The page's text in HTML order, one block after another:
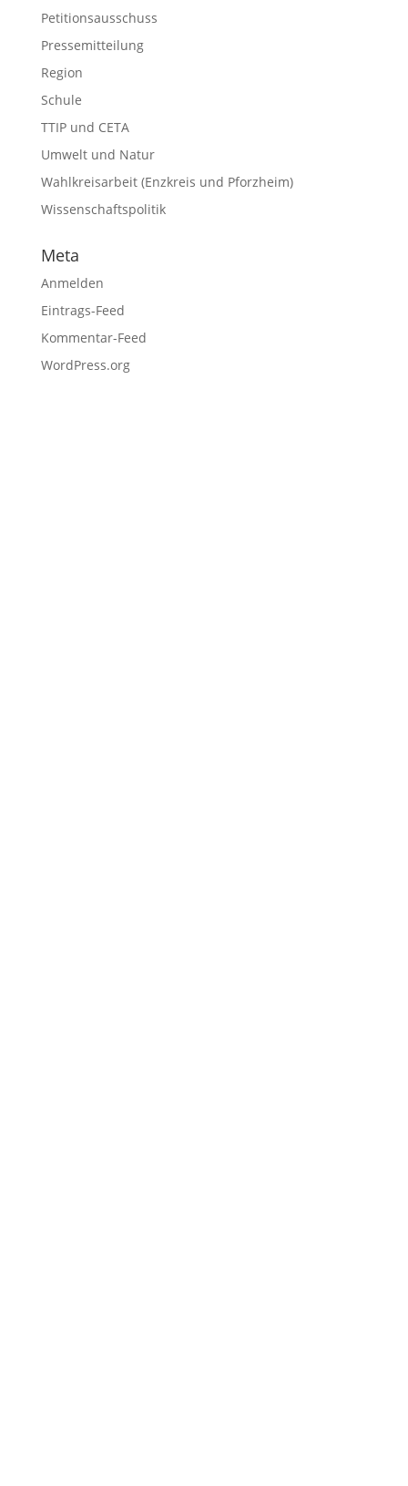
Petitionsausschuss
Pressemitteilung
Region
Schule
TTIP und CETA
Umwelt und Natur
Wahlkreisarbeit (Enzkreis und Pforzheim)
Wissenschaftspolitik
Meta
Anmelden
Eintrags-Feed
Kommentar-Feed
WordPress.org